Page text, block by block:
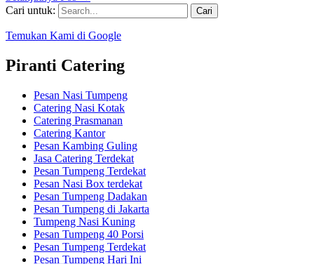
Cari untuk:
Temukan Kami di Google
Piranti Catering
Pesan Nasi Tumpeng
Catering Nasi Kotak
Catering Prasmanan
Catering Kantor
Pesan Kambing Guling
Jasa Catering Terdekat
Pesan Tumpeng Terdekat
Pesan Nasi Box terdekat
Pesan Tumpeng Dadakan
Pesan Tumpeng di Jakarta
Tumpeng Nasi Kuning
Pesan Tumpeng 40 Porsi
Pesan Tumpeng Terdekat
Pesan Tumpeng Hari Ini